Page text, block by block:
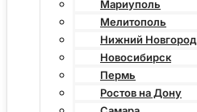
Мариуполь
Мелитополь
Нижний Новгород
Новосибирск
Пермь
Ростов на Дону